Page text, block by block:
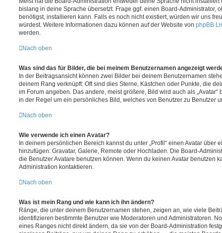
bislang in deine Sprache übersetzt. Frage ggf. einen Board-Administrator,
benötigst, installieren kann. Falls es noch nicht existiert, würden wir uns
würdest. Weitere Informationen dazu können auf der Website von phpBB
werden.
Nach oben
Was sind das für Bilder, die bei meinem Benutzernamen angezeigt
In der Beitragsansicht können zwei Bilder bei deinem Benutzernamen
deinem Rang verknüpft: Oft sind dies Sterne, Kästchen oder Punkte, die
im Forum angeben. Das andere, meist größere, Bild wird auch als
in der Regel um ein persönliches Bild, welches von Benutzer zu Benutzer
Nach oben
Wie verwende ich einen Avatar?
In deinem persönlichen Bereich kannst du unter „Profil“ einen Avatar über
hinzufügen: Gravatar, Galerie, Remote oder Hochladen. Die Board-
die Benutzer Avatare benutzen können. Wenn du keinen Avatar benutzen
Administration kontaktieren.
Nach oben
Was ist mein Rang und wie kann ich ihn ändern?
Ränge, die unter deinem Benutzernamen stehen, zeigen an, wie viele
identifizieren bestimmte Benutzer wie Moderatoren und Administratoren.
eines Ranges nicht direkt ändern, da sie von der Board-Administration